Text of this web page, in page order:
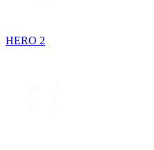
HERO 2